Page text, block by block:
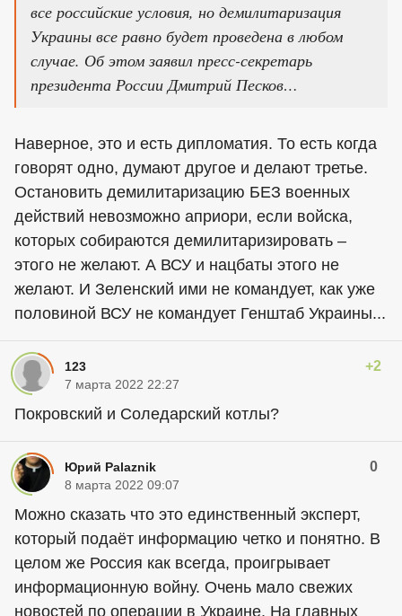
все российские условия, но демилитаризация
Украины все равно будет проведена в любом
случае. Об этом заявил пресс-секретарь
президента России Дмитрий Песков…
Наверное, это и есть дипломатия. То есть когда
говорят одно, думают другое и делают третье.
Остановить демилитаризацию БЕЗ военных
действий невозможно априори, если войска,
которых собираются демилитаризировать –
этого не желают. А ВСУ и нацбаты этого не
желают. И Зеленский ими не командует, как уже
половиной ВСУ не командует Генштаб Украины...
123 +2
7 марта 2022 22:27
Покровский и Соледарский котлы?
Юрий Palaznik 0
8 марта 2022 09:07
Можно сказать что это единственный эксперт,
который подаёт информацию четко и понятно. В
целом же Россия как всегда, проигрывает
информационную войну. Очень мало свежих
новостей по операции в Украине. На главных